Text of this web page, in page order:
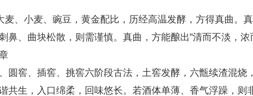
麦、小麦、豌豆，黄金配比，历经高温发酵，方得真曲。
鼻、曲块松散，则需谨慎。真曲，方能酿出“清而不淡，浓
圆窖、插窖、挑窖六阶段古法，土窖发酵，六甑续渣混烧
共生，入口绵柔，回味悠长。若酒体单薄、香气浮躁，则